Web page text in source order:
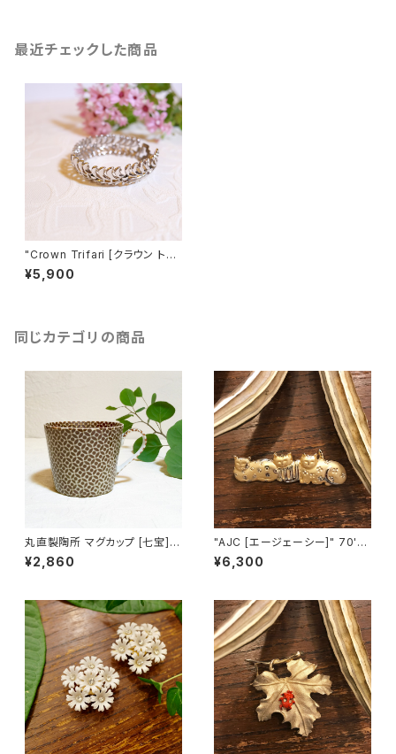
最近チェックした商品
"Crown Trifari [クラウン トリ
ファリ]" ５０−６０’s シルバート
ーン ヴィンテージブレスレッ
¥5,900
同じカテゴリの商品
丸直製陶所 マグカップ [七宝]
（茶）
¥2,860
"AJC [エージェーシー]" 70's-
80's ３匹の猫ちゃんが並んだヴ
¥6,300